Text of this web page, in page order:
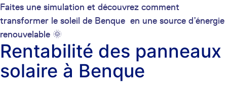
Faites une simulation et découvrez comment
transformer le soleil de Benque en une source d’énergie
renouvelable 🌞
Rentabilité des panneaux
solaire à Benque